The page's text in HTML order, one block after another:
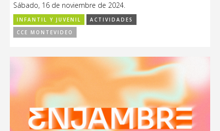
Sábado, 16 de noviembre de 2024.
INFANTIL Y JUVENIL
ACTIVIDADES
CCE MONTEVIDEO